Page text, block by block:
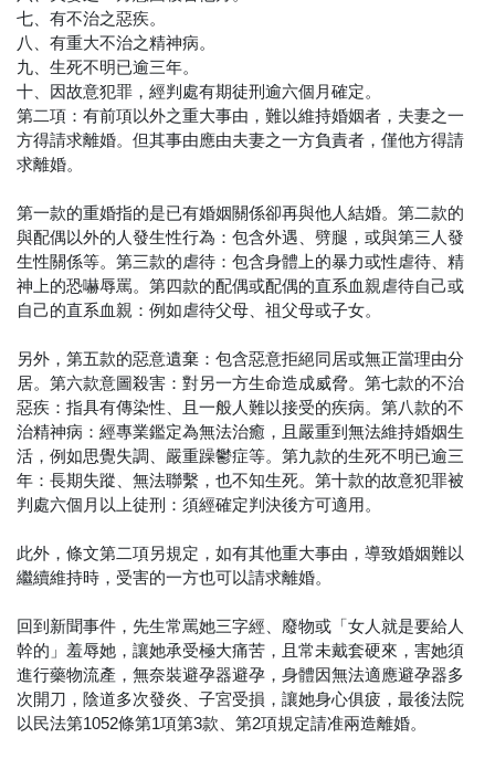
七、有不治之惡疾。
八、有重大不治之精神病。
九、生死不明已逾三年。
十、因故意犯罪，經判處有期徒刑逾六個月確定。
第二項：有前項以外之重大事由，難以維持婚姻者，夫妻之一
方得請求離婚。但其事由應由夫妻之一方負責者，僅他方得請
求離婚。
第一款的重婚指的是已有婚姻關係卻再與他人結婚。第二款的
與配偶以外的人發生性行為：包含外遇、劈腿，或與第三人發
生性關係等。第三款的虐待：包含身體上的暴力或性虐待、精
神上的恐嚇辱罵。第四款的配偶或配偶的直系血親虐待自己或
自己的直系血親：例如虐待父母、祖父母或子女。
另外，第五款的惡意遺棄：包含惡意拒絕同居或無正當理由分
居。第六款意圖殺害：對另一方生命造成威脅。第七款的不治
惡疾：指具有傳染性、且一般人難以接受的疾病。第八款的不
治精神病：經專業鑑定為無法治癒，且嚴重到無法維持婚姻生
活，例如思覺失調、嚴重躁鬱症等。第九款的生死不明已逾三
年：長期失蹤、無法聯繫，也不知生死。第十款的故意犯罪被
判處六個月以上徒刑：須經確定判決後方可適用。
此外，條文第二項另規定，如有其他重大事由，導致婚姻難以
繼續維持時，受害的一方也可以請求離婚。
回到新聞事件，先生常罵她三字經、廢物或「女人就是要給人
幹的」羞辱她，讓她承受極大痛苦，且常未戴套硬來，害她須
進行藥物流產，無奈裝避孕器避孕，身體因無法適應避孕器多
次開刀，陰道多次發炎、子宮受損，讓她身心俱疲，最後法院
以民法第1052條第1項第3款、第2項規定請准兩造離婚。